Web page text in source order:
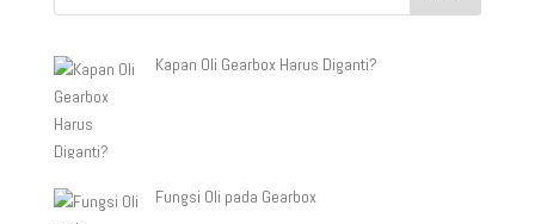
Kapan Oli Gearbox Harus Diganti?
Fungsi Oli pada Gearbox